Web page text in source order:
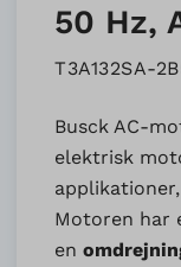
50 Hz,
T3A132SA-
Busck AC-
elektrisk
Motoren har
en